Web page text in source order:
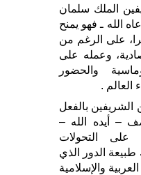
الملك سلمان
الله ـ فهو يمنح
على الرغم من
وعمله على
والحضور
.
الشريفين بالفعل
– أيده الله –
على التحولات
طبيعة الدور الذي
والإسلامية